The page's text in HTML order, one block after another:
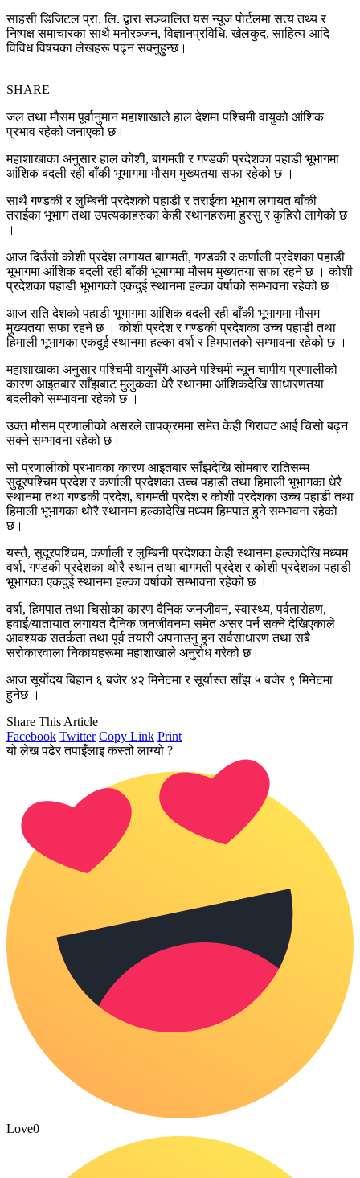
साहसी डिजिटल प्रा. लि. द्वारा सञ्चालित यस न्यूज पोर्टलमा सत्य तथ्य र
निष्पक्ष समाचारका साथै मनोरञ्जन, विज्ञानप्रविधि, खेलकुद, साहित्य आदि
विविध विषयका लेखहरू पढ्न सक्नुहुन्छ।
SHARE
जल तथा मौसम पूर्वानुमान महाशाखाले हाल देशमा पश्चिमी वायुको आंशिक
प्रभाव रहेको जनाएको छ।
महाशाखाका अनुसार हाल कोशी, बागमती र गण्डकी प्रदेशका पहाडी भूभागमा
आंशिक बदली रही बाँकी भूभागमा मौसम मुख्यतया सफा रहेको छ ।
साथै गण्डकी र लुम्बिनी प्रदेशको पहाडी र तराईका भूभाग लगायत बाँकी
तराईका भूभाग तथा उपत्यकाहरुका केही स्थानहरूमा हुस्सु र कुहिरो लागेको छ
।
आज दिउँसो कोशी प्रदेश लगायत बागमती, गण्डकी र कर्णाली प्रदेशका पहाडी
भूभागमा आंशिक बदली रही बाँकी भूभागमा मौसम मुख्यतया सफा रहने छ । कोशी
प्रदेशका पहाडी भूभागको एकदुई स्थानमा हल्का वर्षाको सम्भावना रहेको छ ।
आज राति देशको पहाडी भूभागमा आंशिक बदली रही बाँकी भूभागमा मौसम
मुख्यतया सफा रहने छ । कोशी प्रदेश र गण्डकी प्रदेशका उच्च पहाडी तथा
हिमाली भूभागका एकदुई स्थानमा हल्का वर्षा र हिमपातको सम्भावना रहेको छ ।
महाशाखाका अनुसार पश्चिमी वायुसँगै आउने पश्चिमी न्यून चापीय प्रणालीको
कारण आइतबार साँझबाट मुलुकका धेरै स्थानमा आंशिकदेखि साधारणतया
बदलीको सम्भावना रहेको छ ।
उक्त मौसम प्रणालीको असरले तापक्रममा समेत केही गिरावट आई चिसो बढ्न
सक्ने सम्भावना रहेको छ।
सो प्रणालीको प्रभावका कारण आइतबार साँझदेखि सोमबार रातिसम्म
सुदूरपश्चिम प्रदेश र कर्णाली प्रदेशका उच्च पहाडी तथा हिमाली भूभागका धेरै
स्थानमा तथा गण्डकी प्रदेश, बागमती प्रदेश र कोशी प्रदेशका उच्च पहाडी तथा
हिमाली भूभागका थोरै स्थानमा हल्कादेखि मध्यम हिमपात हुने सम्भावना रहेको
छ।
यस्तै, सुदूरपश्चिम, कर्णाली र लुम्बिनी प्रदेशका केही स्थानमा हल्कादेखि मध्यम
वर्षा, गण्डकी प्रदेशका थोरै स्थान तथा बागमती प्रदेश र कोशी प्रदेशका पहाडी
भूभागका एकदुई स्थानमा हल्का वर्षाको सम्भावना रहेको छ ।
वर्षा, हिमपात तथा चिसोका कारण दैनिक जनजीवन, स्वास्थ्य, पर्वतारोहण,
हवाई/यातायात लगायत दैनिक जनजीवनमा समेत असर पर्न सक्ने देखिएकाले
आवश्यक सतर्कता तथा पूर्व तयारी अपनाउनु हुन सर्वसाधारण तथा सबै
सरोकारवाला निकायहरूमा महाशाखाले अनुरोध गरेको छ।
आज सूर्योदय बिहान ६ बजेर ४२ मिनेटमा र सूर्यास्त साँझ ५ बजेर ९ मिनेटमा
हुनेछ ।
Share This Article
Facebook Twitter Copy Link Print
यो लेख पढेर तपाइँलाइ कस्तो लाग्यो ?
Love0